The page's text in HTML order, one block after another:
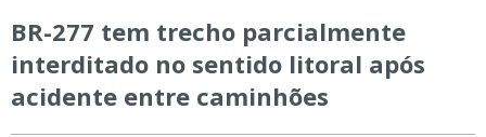
BR-277 tem trecho parcialmente
interditado no sentido litoral após
acidente entre caminhões